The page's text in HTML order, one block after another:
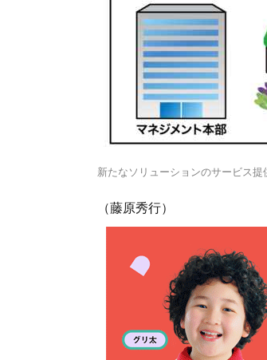
新たなソリューションのサービス
（藤原秀行）